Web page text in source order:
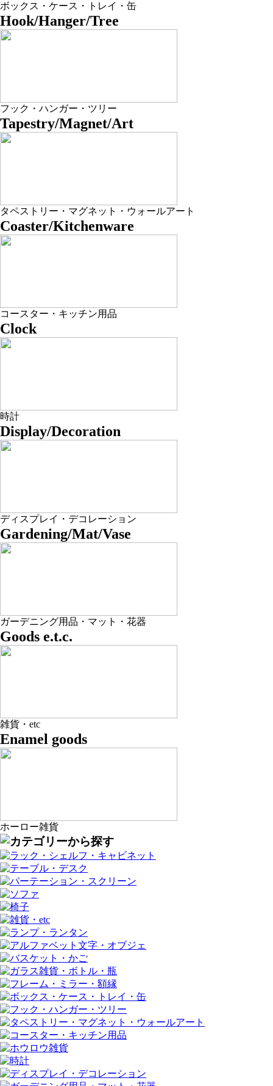
ボックス・ケース・トレイ・缶
Hook/Hanger/Tree
フック・ハンガー・ツリー
Tapestry/Magnet/Art
タペストリー・マグネット・ウォールアート
Coaster/Kitchenware
コースター・キッチン用品
Clock
時計
Display/Decoration
ディスプレイ・デコレーション
Gardening/Mat/Vase
ガーデニング用品・マット・花器
Goods e.t.c.
雑貨・etc
Enamel goods
ホーロー雑貨